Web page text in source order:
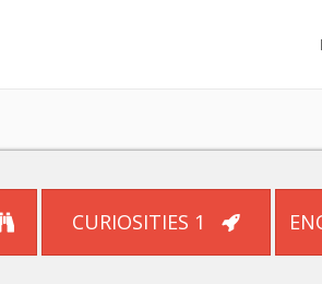
CURIOSITIES 1